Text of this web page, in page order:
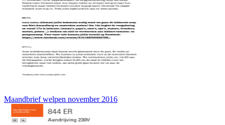
Maandbrief welpen november 2016